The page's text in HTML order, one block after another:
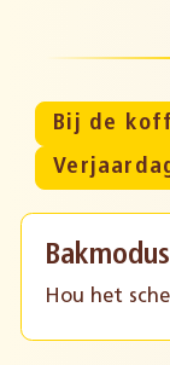
Bij de
Hou het